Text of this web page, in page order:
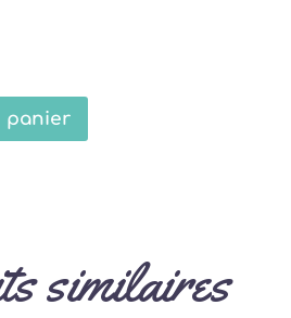
panier
similaires